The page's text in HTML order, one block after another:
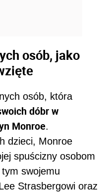
osób, jako
osób, która
dóbr w
Monroe.
dzieci, Monroe
spuścizny osobom
swojemu
Strasbergowi oraz